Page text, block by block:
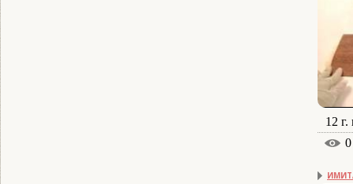
12 г.
0